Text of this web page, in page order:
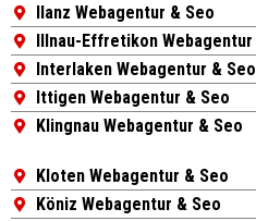
Ilanz Webagentur & Seo
Illnau-Effretikon Webagentur
Interlaken Webagentur & Seo
Ittigen Webagentur & Seo
Klingnau Webagentur & Seo
Kloten Webagentur & Seo
Köniz Webagentur & Seo